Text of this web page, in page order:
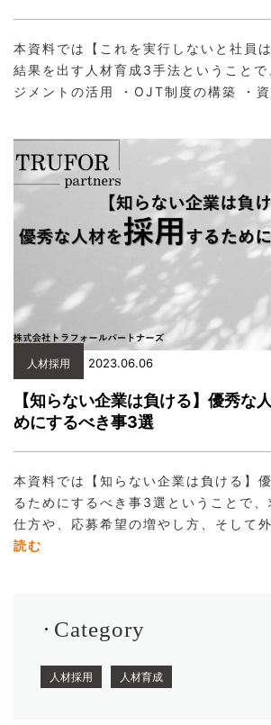
本資料では【これを実行しないと社員
結果を出す人材育成3手法ということ
ジメントの活用 ・OJT制度の構築 ・資
人材採用 2023.06.06
【知らない企業は負ける】優秀な
めにするべき事3選
本資料では【知らない企業は負ける】
るためにするべき事3選ということで
仕方や、応募希望の増やし方、そして
読む
Category
人材採用 人材育成